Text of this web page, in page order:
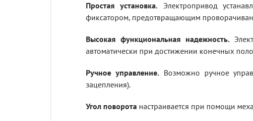
Простая установка.Электропривод
фиксатором, предотвращающим
Высокая функциональная надежность.
автоматически при достижении конечных
Ручное управление.Возможно ручное
зацепления).
Угол поворота настраивается при помощи